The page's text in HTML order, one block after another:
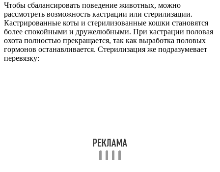
Чтобы сбалансировать поведение животных, можно
рассмотреть возможность кастрации или стерилизации.
Кастрированные коты и стерилизованные кошки становятся
более спокойными и дружелюбными. При кастрации половая
охота полностью прекращается, так как выработка половых
гормонов останавливается. Стерилизация же подразумевает
перевязку: